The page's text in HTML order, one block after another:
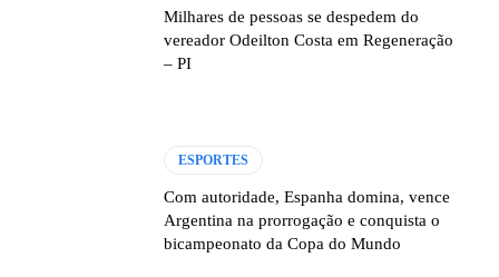
Milhares de pessoas se despedem do
vereador Odeilton Costa em Regeneração
– PI
ESPORTES
Com autoridade, Espanha domina, vence
Argentina na prorrogação e conquista o
bicampeonato da Copa do Mundo